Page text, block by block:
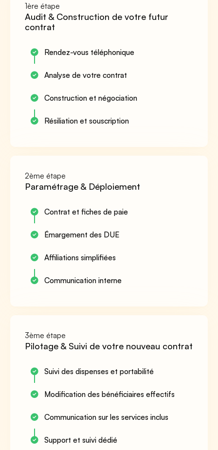
1ère étape
Audit & Construction de votre futur
contrat
Rendez-vous téléphonique
Analyse de votre contrat
Construction et négociation
Résiliation et souscription
2ème étape
Paramétrage & Déploiement
Contrat et fiches de paie
Émargement des DUE
Affiliations simplifiées
Communication interne
3ème étape
Pilotage & Suivi de votre nouveau contrat
Suivi des dispenses et portabilité
Modification des bénéficiaires effectifs
Communication sur les services inclus
Support et suivi dédié